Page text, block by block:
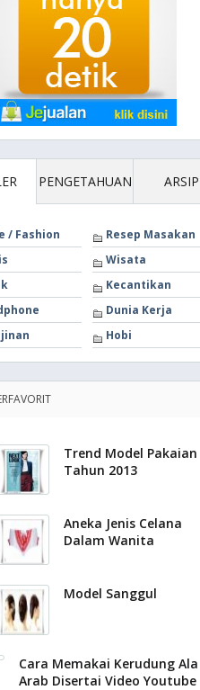
PENGETAHUAN ARSIP
/ Fashion
Resep Masakan
Wisata
Kecantikan
Dunia Kerja
Hobi
Trend Model Pakaian
Tahun 2013
Aneka Jenis Celana
Dalam Wanita
Model Sanggul
Cara Memakai Kerudung Ala
Arab Disertai Video Youtube